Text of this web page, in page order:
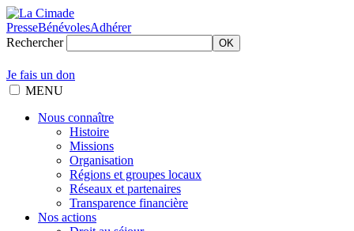
PresseBénévolesAdhérer
Rechercher
OK
Je fais un don
MENU
Nous connaître
Histoire
Missions
Organisation
Régions et groupes locaux
Réseaux et partenaires
Transparence financière
Nos actions